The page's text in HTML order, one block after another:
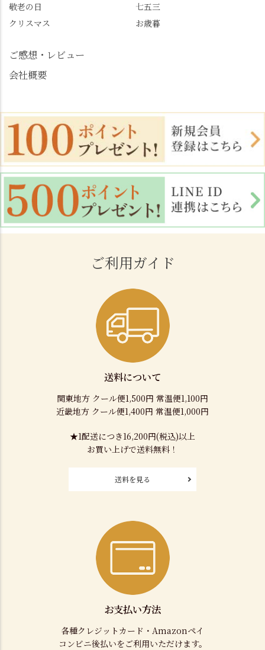
荘 #京都観光 #西京区 #
大原野
敬老の日
七五三
クリスマス
お歳暮
ご感想・レビュー
会社概要
ご利用ガイド
送料について
関東地方 クール便1,500円 常温便1,100円
近畿地方 クール便1,400円 常温便1,000円
★1配送につき16,200円(税込)以上
お買い上げで送料無料！
送料を見る
お支払い方法
各種クレジットカード・Amazonペイ
コンビニ後払いをご利用いただけます。